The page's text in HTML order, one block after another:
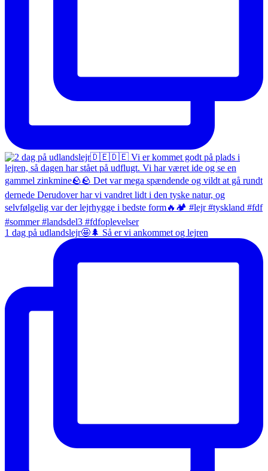
1 dag på udlandslejr🤩🌲 Så er vi ankommet og lejren